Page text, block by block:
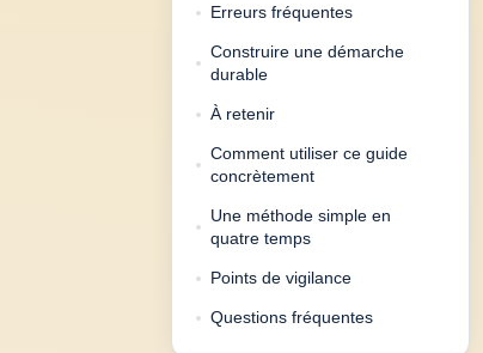
Erreurs fréquentes
Construire une démarche
durable
À retenir
Comment utiliser ce guide
concrètement
Une méthode simple en
quatre temps
Points de vigilance
Questions fréquentes